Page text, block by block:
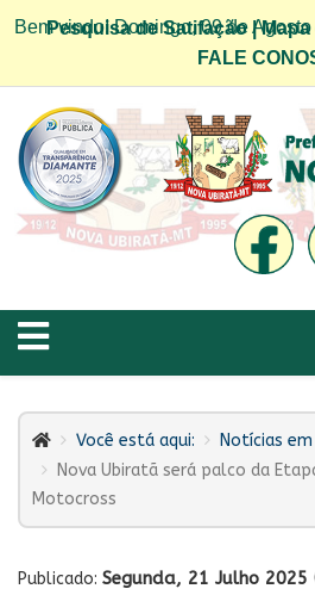
Bem vindo! Domingo, 09 de
Pesquisa de Satifação|
FALE
Você está aqui:
Notícias
Nova Ubiratã será palco da
Motocross
Publicado: Segunda, 21 Julho 2025